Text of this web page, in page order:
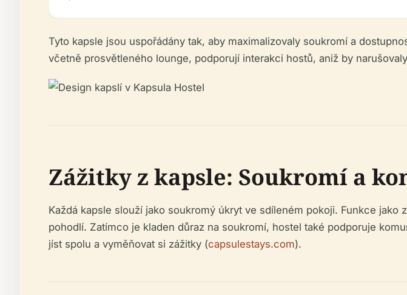
Tyto kapsle jsou uspořádány tak, aby maximalizovaly soukromí a
včetně prosvětleného lounge, podporují interakci hostů, aniž by
Zážitky z kapsle: Soukromí a
Každá kapsle slouží jako soukromý úkryt ve sdíleném pokoji. Funkce
pohodlí. Zatímco je kladen důraz na soukromí, hostel také podporuje
jíst spolu a vyměňovat si zážitky (capsulestays.com).